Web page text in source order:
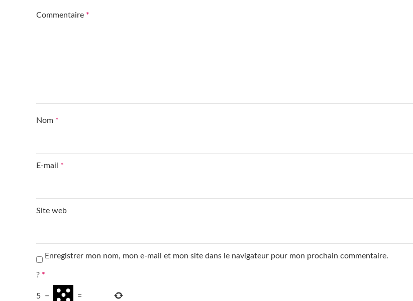
Commentaire *
Nom *
E-mail *
Site web
Enregistrer mon nom, mon e-mail et mon site dans le navigateur pour mon prochain commentaire.
? *
5 − =